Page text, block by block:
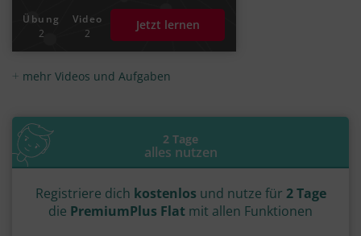
#Massanger RNA
#Transfär RNA
#Proteinbiosynthese
#Eiweis
#Aminosäuren
#Polymerase
#Erbgut #Enzym
Übung
2
Video
2
Jetzt lernen
mehr Videos und Aufgaben
2 Tage
alles nutzen
Registriere dich kostenlos und nutze für 2 Tage
die PremiumPlus Flat mit allen Funktionen